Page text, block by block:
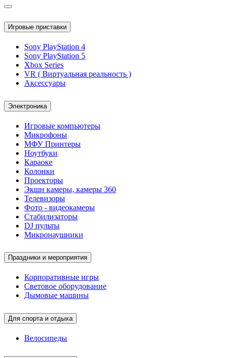
Игровые приставки
Sony PlayStation 4
Sony PlayStation 5
Xbox Series
VR ( Виртуальная реальность )
Аксессуары
Электроника
Игровые компьютеры
Микрофоны
МФУ Принтеры
Ноутбуки
Караоке
Колонки
Проекторы
Экшн камеры, камеры 360
Телевизоры
Фото - видеокамеры
Стабилизаторы
DJ пульты
Микронаушники
Праздники и мероприятия
Корпоративные игры
Световое оборудование
Дымовые машины
Для спорта и отдыха
Велосипеды